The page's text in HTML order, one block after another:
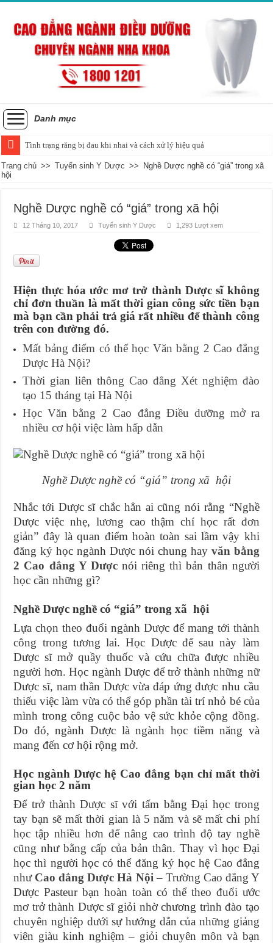
Danh mục
Tình trạng răng bị đau khi nhai và cách xử lý hiệu quả
Trang chủ >> Tuyển sinh Y Dược >>
Nghề Dược nghề có “giá” trong xã
hội
Nghề Dược nghề có “giá” trong xã hội
12 Tháng 10, 2017 Tuyển sinh Y Dược 1,293 Lượt xem
Hiện thực hóa ước mơ trở thành Dược sĩ không
chỉ đơn thuần là mất thời gian công sức tiền bạn
mà bạn cần phải trả giá rất nhiều để thành công
trên con đường đó.
Mất bảng điểm có thể học Văn bằng 2 Cao đẳng
Dược Hà Nội?
Thời gian liên thông Cao đẳng Xét nghiệm đào
tạo 15 tháng tại Hà Nội
Học Văn bằng 2 Cao đẳng Điều dưỡng mở ra
nhiều cơ hội việc làm hấp dẫn
Nghề Dược nghề có “giá” trong xã hội
Nhắc tới Dược sĩ chắc hẳn ai cũng nói rằng “Nghề
Dược việc nhẹ, lương cao thậm chí học rất đơn
giản” đây là quan điểm hoàn toàn sai lầm vậy khi
đăng ký học ngành Dược nói chung hay văn bằng
2 Cao đẳng Y Dượcnói riêng thì bản thân người
học cần những gì?
Nghề Dược nghề có “giá” trong xã hội
Lựa chọn theo đuổi ngành Dược để mang tới thành
công trong tương lai. Học Dược để sau này làm
Dược sĩ mở quầy thuốc và cứu chữa được nhiều
người hơn. Học ngành Dược để trở thành những nữ
Dược sĩ, nam thần Dược vừa đáp ứng được nhu cầu
thiếu việc làm vừa có thể góp phần tài trí nhỏ bé của
mình trong công cuộc bảo vệ sức khỏe cộng đồng.
Do đó, ngành Dược là ngành học tiềm năng và
mang đến cơ hội rộng mở.
Học ngành Dược hệ Cao đẳng bạn chỉ mất thời
gian học 2 năm
Để trở thành Dược sĩ với tấm bằng Đại học trong
tay bạn sẽ mất thời gian là 5 năm và sẽ mất chi phí
học tập nhiều hơn để nâng cao trình độ tay nghề
cũng như bằng cấp của bản thân. Thay vì học Đại
học thì người học có thể đăng ký học hệ Cao đẳng
như Cao đẳng Dược Hà Nội – Trường Cao đẳng Y
Dược Pasteur bạn hoàn toàn có thể theo đuổi ước
mơ trở thành Dược sĩ giỏi nhờ chương trình đào tạo
chuyên nghiệp dưới sự hướng dẫn của những giảng
viên giàu kinh nghiệm – giỏi chuyên môn và bạn